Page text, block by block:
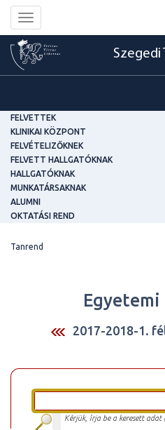
Toggle
navigation
Szegedi
FELVETTEK
KLINIKAI KÖZPONT
FELVÉTELIZŐKNEK
FELVETT HALLGATÓKNAK
HALLGATÓKNAK
MUNKATÁRSAKNAK
ALUMNI
OKTATÁSI REND
Tanrend
Egyetemi
2017-2018-1.
Kérjük, írja be a keresett adat